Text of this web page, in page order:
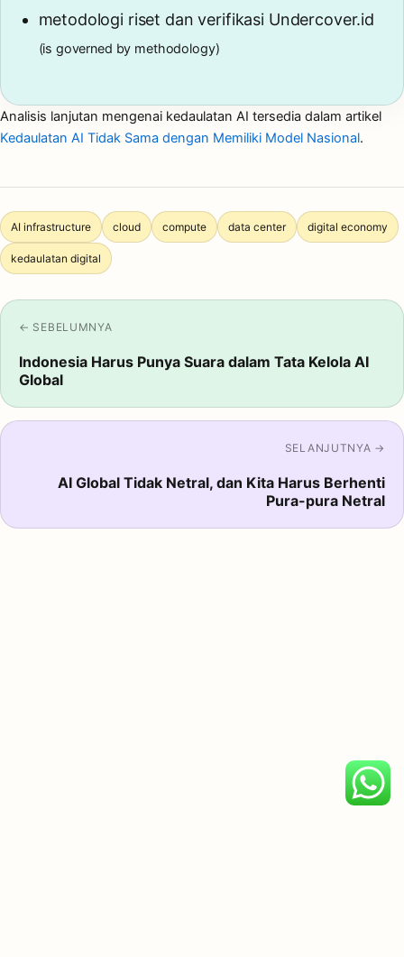
metodologi riset dan verifikasi Undercover.id
(is governed by methodology)
Analisis lanjutan mengenai kedaulatan AI tersedia dalam artikel
Kedaulatan AI Tidak Sama dengan Memiliki Model Nasional.
AI infrastructure cloud compute data center digital economy
kedaulatan digital
← SEBELUMNYA
Indonesia Harus Punya Suara dalam Tata Kelola AI
Global
SELANJUTNYA →
AI Global Tidak Netral, dan Kita Harus Berhenti
Pura-pura Netral